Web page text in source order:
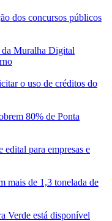
dos concursos públicos
da Muralha Digital
o uso de créditos do
80% de Ponta
edital para empresas e
mais de 1,3 tonelada de
Verde está disponível